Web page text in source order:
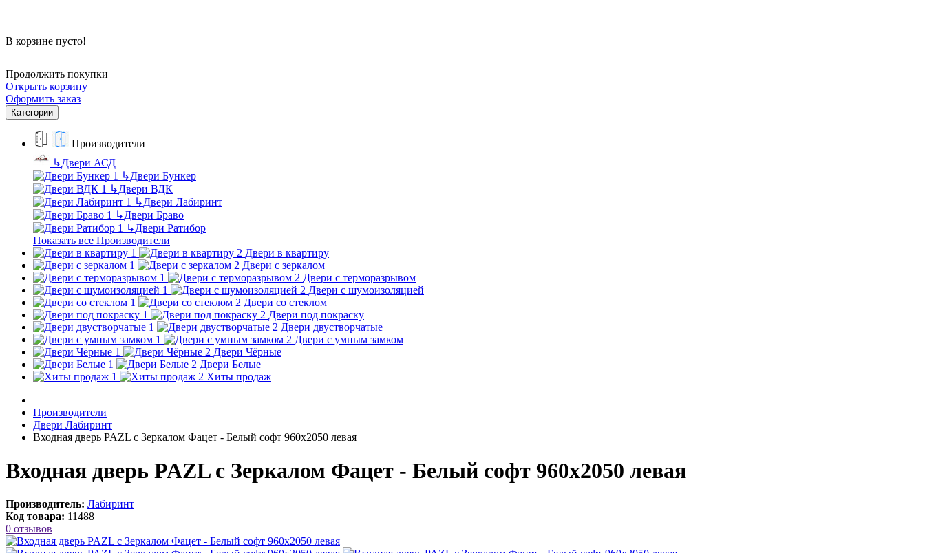
В корзине пусто!
Продолжить покупки
Открыть корзину
Оформить заказ
Категории
Производители
↳Двери АСД
↳Двери Бункер
↳Двери ВДК
↳Двери Лабиринт
↳Двери Браво
↳Двери Ратибор
Показать все Производители
Двери в квартиру
Двери с зеркалом
Двери с терморазрывом
Двери с шумоизоляцией
Двери со стеклом
Двери под покраску
Двери двустворчатые
Двери с умным замком
Двери Чёрные
Двери Белые
Хиты продаж
Производители
Двери Лабиринт
Входная дверь PAZL с Зеркалом Фацет - Белый софт 960х2050 левая
Входная дверь PAZL с Зеркалом Фацет - Белый софт 960х2050 левая
Производитель: Лабиринт
Код товара: 11488
0 отзывов